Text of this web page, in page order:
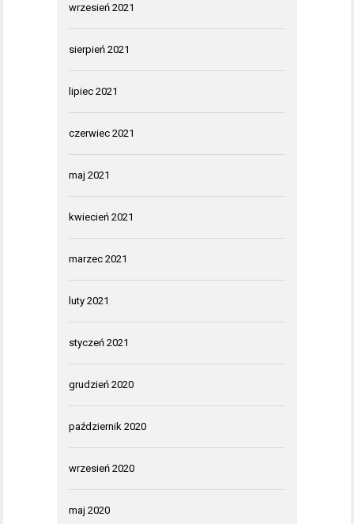
wrzesień 2021
sierpień 2021
lipiec 2021
czerwiec 2021
maj 2021
kwiecień 2021
marzec 2021
luty 2021
styczeń 2021
grudzień 2020
październik 2020
wrzesień 2020
maj 2020